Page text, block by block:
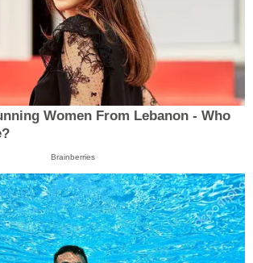
Women From Lebanon - Who
Brainberries